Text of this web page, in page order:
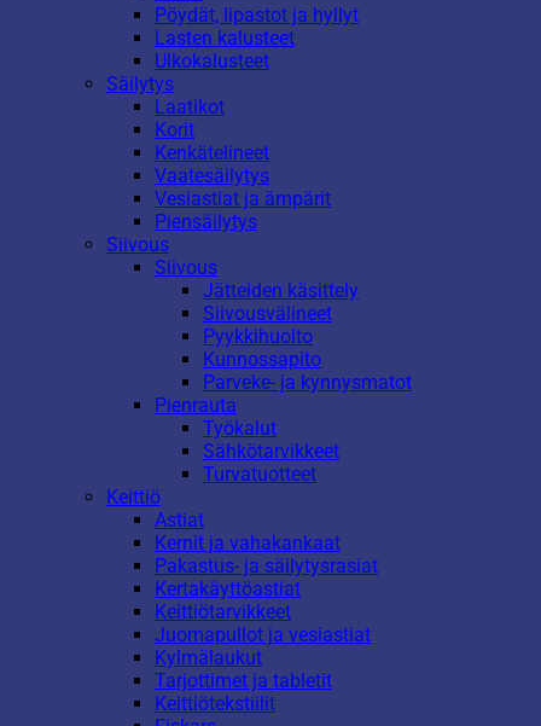
Pöydät, lipastot ja hyllyt
Lasten kalusteet
Ulkokalusteet
Säilytys
Laatikot
Korit
Kenkätelineet
Vaatesäilytys
Vesiastiat ja ämpärit
Piensäilytys
Siivous
Siivous
Jätteiden käsittely
Siivousvälineet
Pyykkihuolto
Kunnossapito
Parveke- ja kynnysmatot
Pienrauta
Työkalut
Sähkötarvikkeet
Turvatuotteet
Keittiö
Astiat
Kernit ja vahakankaat
Pakastus- ja säilytysrasiat
Kertakäyttöastiat
Keittiötarvikkeet
Juomapullot ja vesiastiat
Kylmälaukut
Tarjottimet ja tabletit
Keittiötekstiilit